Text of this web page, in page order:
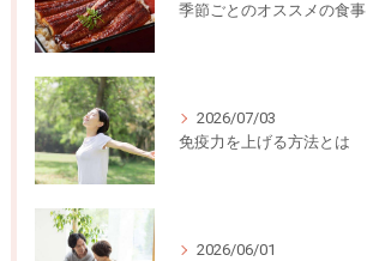
季節ごとのオススメの食事
2026/07/03
免疫力を上げる方法とは
2026/06/01